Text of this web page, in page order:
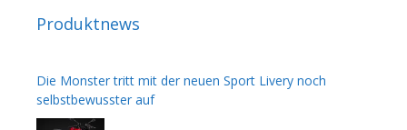
Produktnews
Die Monster tritt mit der neuen Sport Livery noch
selbstbewusster auf